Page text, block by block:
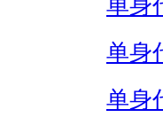
单身
单身
单身